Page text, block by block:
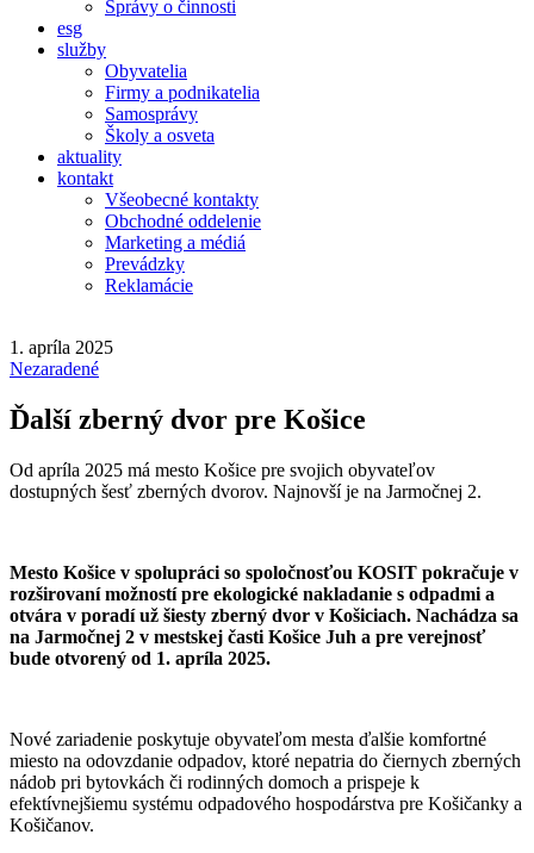
Správy o činnosti
esg
služby
Obyvatelia
Firmy a podnikatelia
Samosprávy
Školy a osveta
aktuality
kontakt
Všeobecné kontakty
Obchodné oddelenie
Marketing a médiá
Prevádzky
Reklamácie
1. apríla 2025
Nezaradené
Ďalší zberný dvor pre Košice
Od apríla 2025 má mesto Košice pre svojich obyvateľov
dostupných šesť zberných dvorov. Najnovší je na Jarmočnej 2.
Mesto Košice v spolupráci so spoločnosťou KOSIT pokračuje v
rozširovaní možností pre ekologické nakladanie s odpadmi a
otvára v poradí už šiesty zberný dvor v Košiciach. Nachádza sa
na Jarmočnej 2 v mestskej časti Košice Juh a pre verejnosť
bude otvorený od 1. apríla 2025.
Nové zariadenie poskytuje obyvateľom mesta ďalšie komfortné
miesto na odovzdanie odpadov, ktoré nepatria do čiernych zberných
nádob pri bytovkách či rodinných domoch a prispeje k
efektívnejšiemu systému odpadového hospodárstva pre Košičanky a
Košičanov.